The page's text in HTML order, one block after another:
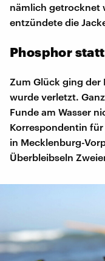
nämlich getrocknet
entzündete die
Phosphor
Zum Glück ging der
wurde verletzt.
Funde am Wasser
Korrespondentin
in Mecklenburg-
Überbleibseln